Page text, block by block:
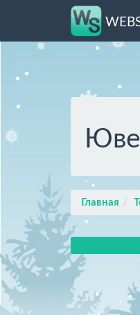
Главная